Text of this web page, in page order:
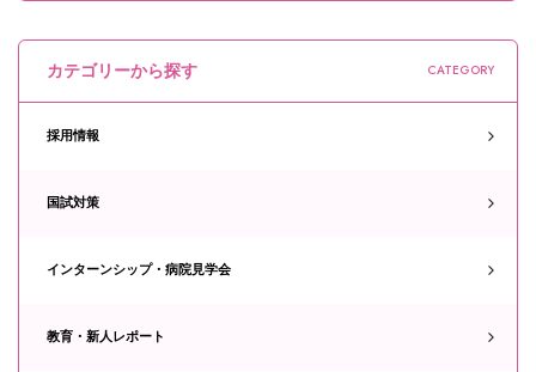
カテゴリーから探す CATEGORY
採用情報
国試対策
インターンシップ・病院見学会
教育・新人レポート